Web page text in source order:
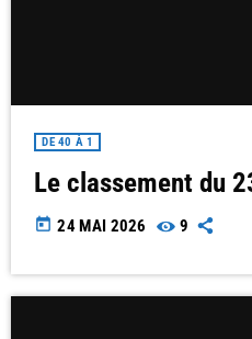
DE 40 À 1
Le classement du
today 24 MAI 2026 9